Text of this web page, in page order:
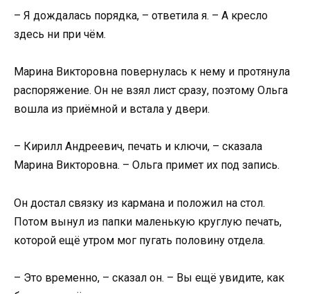
– Я дождалась порядка, – ответила я. – А кресло
здесь ни при чём.
Марина Викторовна повернулась к нему и протянула
распоряжение. Он не взял лист сразу, поэтому Ольга
вошла из приёмной и встала у двери.
– Кирилл Андреевич, печать и ключи, – сказала
Марина Викторовна. – Ольга примет их под запись.
Он достал связку из кармана и положил на стол.
Потом вынул из папки маленькую круглую печать,
которой ещё утром мог пугать половину отдела.
– Это временно, – сказал он. – Вы ещё увидите, как